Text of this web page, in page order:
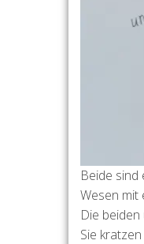
Beide sind
Wesen mit
Die
Sie